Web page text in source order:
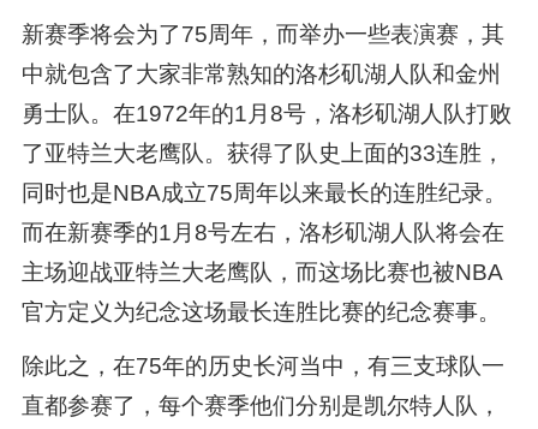
新赛季将会为了75周年，而举办一些表演赛，其
中就包含了大家非常熟知的洛杉矶湖人队和金州
勇士队。在1972年的1月8号，洛杉矶湖人队打败
了亚特兰大老鹰队。获得了队史上面的33连胜，
同时也是NBA成立75周年以来最长的连胜纪录。
而在新赛季的1月8号左右，洛杉矶湖人队将会在
主场迎战亚特兰大老鹰队，而这场比赛也被NBA
官方定义为纪念这场最长连胜比赛的纪念赛事。
除此之，在75年的历史长河当中，有三支球队一
直都参赛了，每个赛季他们分别是凯尔特人队，